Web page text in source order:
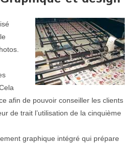
afin de pouvoir conseiller les clients
de trait l’utilisation de la cinquième
graphique intégré qui prépare